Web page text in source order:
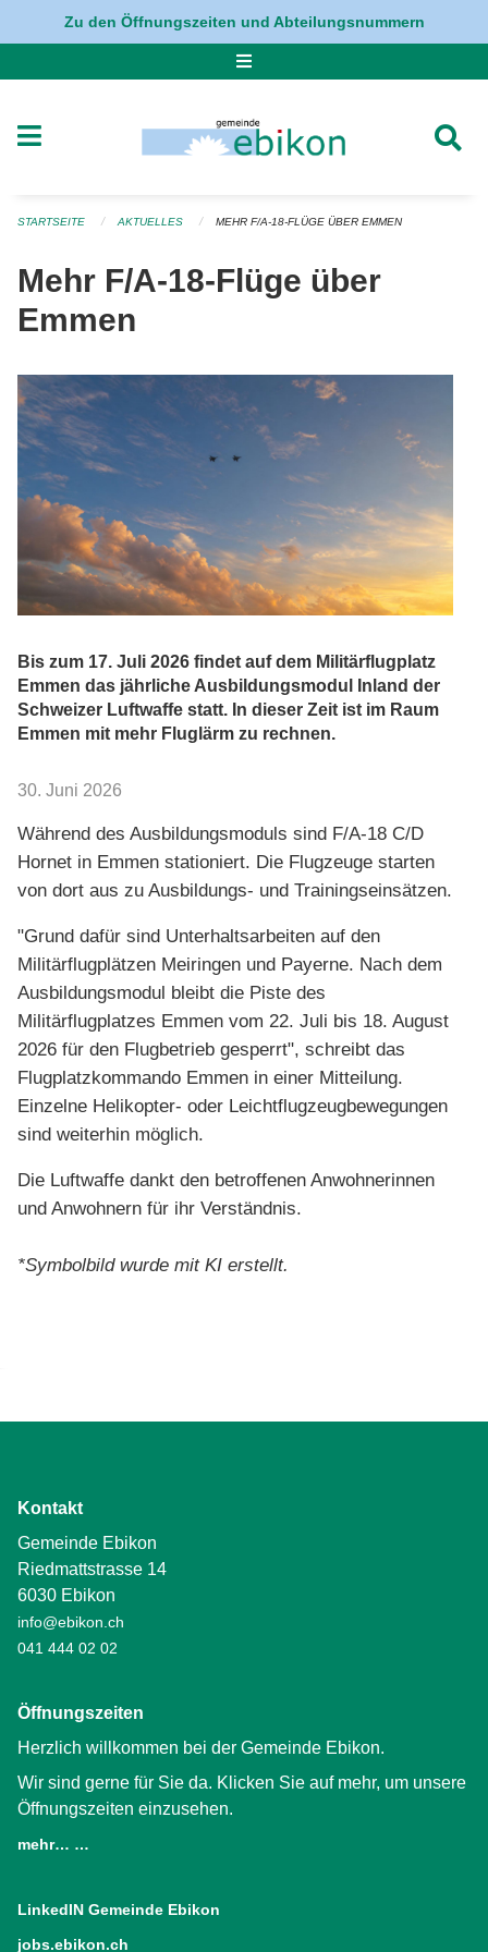
Navigation überspringen
Zu den Öffnungszeiten und Abteilungsnummern
STARTSEITE AKTUELLES MEHR F/A-18-FLÜGE ÜBER EMMEN
Mehr F/A-18-Flüge über
Emmen
Bis zum 17. Juli 2026 findet auf dem Militärflugplatz
Emmen das jährliche Ausbildungsmodul Inland der
Schweizer Luftwaffe statt. In dieser Zeit ist im Raum
Emmen mit mehr Fluglärm zu rechnen.
30. Juni 2026
Während des Ausbildungsmoduls sind F/A-18 C/D
Hornet in Emmen stationiert. Die Flugzeuge starten
von dort aus zu Ausbildungs- und Trainingseinsätzen.
"Grund dafür sind Unterhaltsarbeiten auf den
Militärflugplätzen Meiringen und Payerne. Nach dem
Ausbildungsmodul bleibt die Piste des
Militärflugplatzes Emmen vom 22. Juli bis 18. August
2026 für den Flugbetrieb gesperrt", schreibt das
Flugplatzkommando Emmen in einer Mitteilung.
Einzelne Helikopter- oder Leichtflugzeugbewegungen
sind weiterhin möglich.
Die Luftwaffe dankt den betroffenen Anwohnerinnen
und Anwohnern für ihr Verständnis.
*Symbolbild wurde mit KI erstellt.
Kontakt
Gemeinde Ebikon
Riedmattstrasse 14
6030 Ebikon
info@ebikon.ch
041 444 02 02
Öffnungszeiten
Herzlich willkommen bei der Gemeinde Ebikon.
Wir sind gerne für Sie da. Klicken Sie auf mehr, um unsere
Öffnungszeiten einzusehen.
mehr… …
LinkedIN Gemeinde Ebikon
jobs.ebikon.ch